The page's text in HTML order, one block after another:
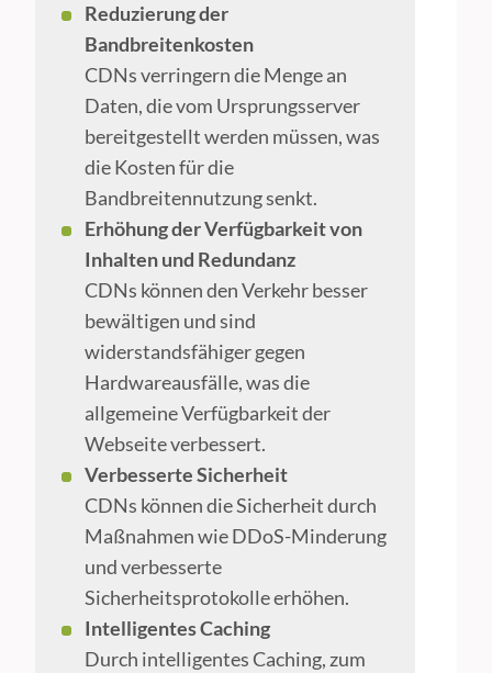
Reduzierung der
Bandbreitenkosten
CDNs verringern die Menge an
Daten, die vom Ursprungsserver
bereitgestellt werden müssen, was
die Kosten für die
Bandbreitennutzung senkt.
Erhöhung der Verfügbarkeit von
Inhalten und Redundanz
CDNs können den Verkehr besser
bewältigen und sind
widerstandsfähiger gegen
Hardwareausfälle, was die
allgemeine Verfügbarkeit der
Webseite verbessert.
Verbesserte Sicherheit
CDNs können die Sicherheit durch
Maßnahmen wie DDoS-Minderung
und verbesserte
Sicherheitsprotokolle erhöhen.
Intelligentes Caching
Durch intelligentes Caching, zum